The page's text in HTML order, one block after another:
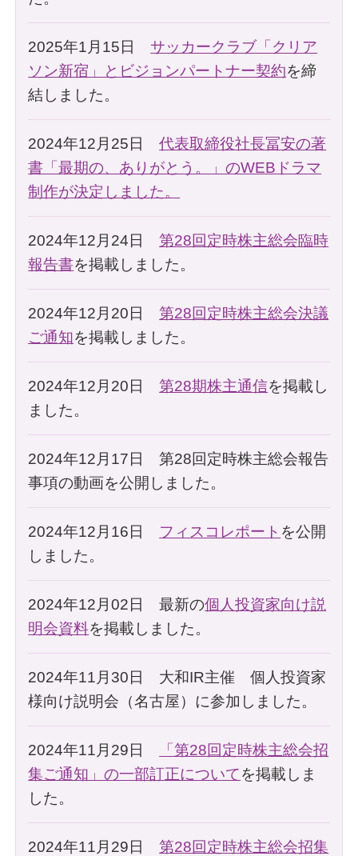
2025年1月15日サッカークラブ「クリア
ソン新宿」とビジョンパートナー契約を締
結しました。
2024年12月25日代表取締役社長冨安の著
書「最期の、ありがとう。」のWEBドラマ
制作が決定しました。
2024年12月24日第28回定時株主総会臨時
報告書を掲載しました。
2024年12月20日第28回定時株主総会決議
ご通知を掲載しました。
2024年12月20日第28期株主通信を掲載し
ました。
2024年12月17日 第28回定時株主総会報告
事項の動画を公開しました。
2024年12月16日 フィスコレポート を公開
しました。
2024年12月02日 最新の個人投資家向け説
明会資料を掲載しました。
2024年11月30日 大和IR主催 個人投資家
様向け説明会（名古屋）に参加しました。
2024年11月29日
「第28回定時株主総会招
集ご通知」の一部訂正についてを掲載しま
した。
2024年11月29日第28回定時株主総会招集